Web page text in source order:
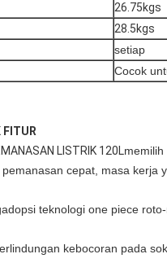
26.75kgs
28.5kgs
setiap
Cocok
FITUR
LISTRIK 120L
cepat, masa kerja
teknologi one piece
kebocoran pada